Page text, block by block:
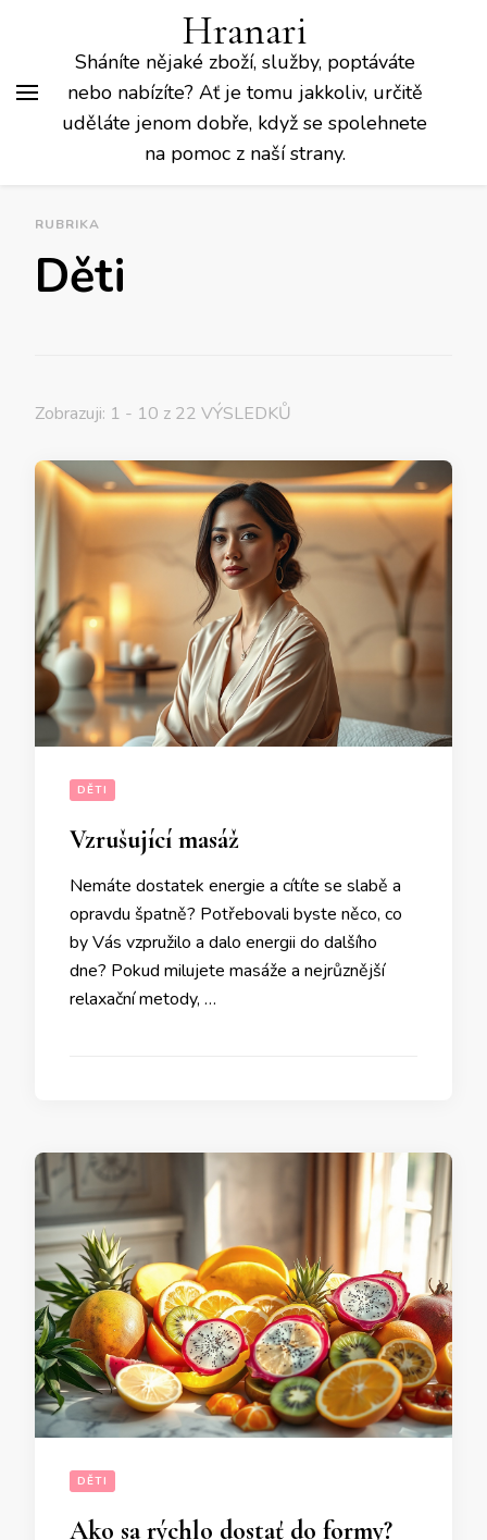
Hranari
Sháníte nějaké zboží, služby, poptáváte
nebo nabízíte? Ať je tomu jakkoliv, určitě
uděláte jenom dobře, když se spolehnete
na pomoc z naší strany.
RUBRIKA
Děti
Zobrazuji: 1 - 10 z 22 VÝSLEDKŮ
DĚTI
Vzrušující masáž
Nemáte dostatek energie a cítíte se slabě a
opravdu špatně? Potřebovali byste něco, co
by Vás vzpružilo a dalo energii do dalšího
dne? Pokud milujete masáže a nejrůznější
relaxační metody, …
DĚTI
Ako sa rýchlo dostať do formy?